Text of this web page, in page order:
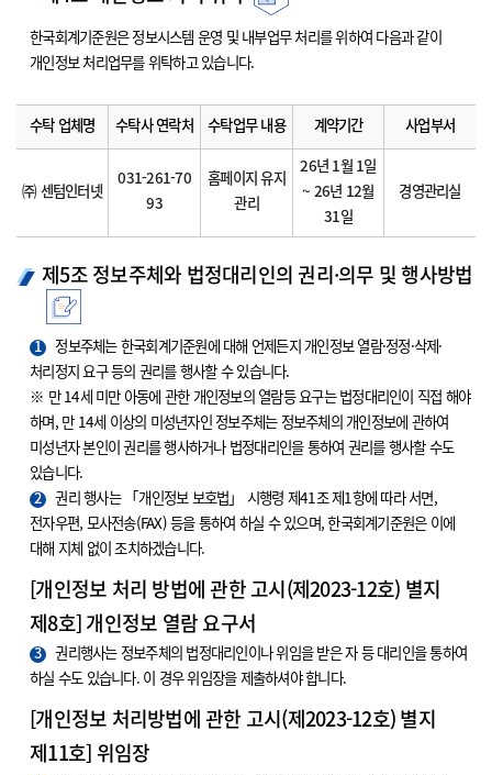
한국회계기준원은 정보시스템 운영 및 내부업무 처리를 위하여 다음과 같이
개인정보 처리업무를 위탁하고 있습니다.
수탁 업체명 수탁사 연락처 수탁업무 내용 계약기간 사업부서
㈜ 센텀인터넷
031-261-70
93
홈페이지 유지
관리
26년 1월 1일
~ 26년 12월
31일
경영관리실
제5조 정보주체와 법정대리인의 권리·의무 및 행사방법
1
정보주체는 한국회계기준원에 대해 언제든지 개인정보 열람·정정·삭제·
처리정지 요구 등의 권리를 행사할 수 있습니다.
※ 만 14세 미만 아동에 관한 개인정보의 열람등 요구는 법정대리인이 직접 해야
하며, 만 14세 이상의 미성년자인 정보주체는 정보주체의 개인정보에 관하여
미성년자 본인이 권리를 행사하거나 법정대리인을 통하여 권리를 행사할 수도
있습니다.
2
권리 행사는 「개인정보 보호법」 시행령 제41조 제1항에 따라 서면,
전자우편, 모사전송(FAX) 등을 통하여 하실 수 있으며, 한국회계기준원은 이에
대해 지체 없이 조치하겠습니다.
[개인정보 처리 방법에 관한 고시(제2023-12호) 별지
제8호] 개인정보 열람 요구서
3
권리행사는 정보주체의 법정대리인이나 위임을 받은 자 등 대리인을 통하여
하실 수도 있습니다. 이 경우 위임장을 제출하셔야 합니다.
[개인정보 처리방법에 관한 고시(제2023-12호) 별지
제11호] 위임장